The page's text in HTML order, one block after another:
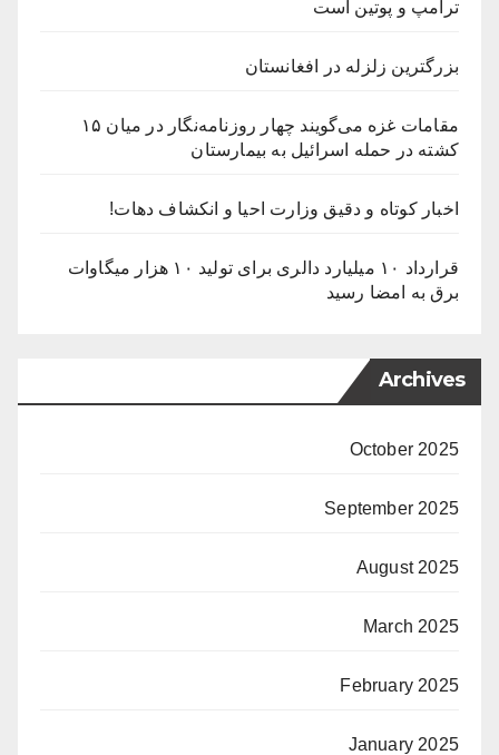
ترامپ و پوتین است
بزرگترین زلزله در افغانستان
مقامات غزه می‌گویند چهار روزنامه‌نگار در میان ۱۵
کشته در حمله اسرائیل به بیمارستان
اخبار کوتاه و دقیق وزارت احیا و انکشاف دهات!
قرارداد ۱۰ میلیارد دالری برای تولید ۱۰ هزار میگاوات
برق به امضا رسید
Archives
October 2025
September 2025
August 2025
March 2025
February 2025
January 2025